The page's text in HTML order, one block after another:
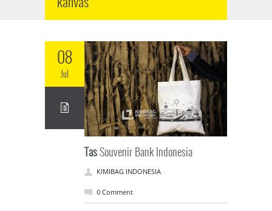
08
Jul
TasSouvenir Bank Indonesia
KIMIBAG INDONESIA
0 Comment